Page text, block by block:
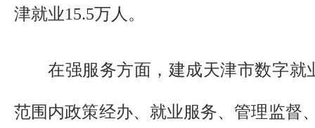
津就业15.5万人。
在强服务方面，建成天津市数字就
范围内政策经办、就业服务、管理监督